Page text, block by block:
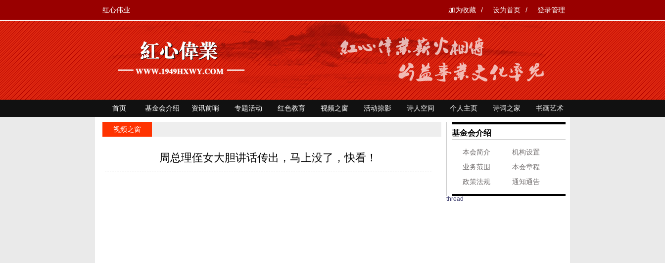
红心伟业 登录管理
设为首页 /
加为收藏 /
首页 基金会介绍 资讯前哨 专题活动 红色教育 视频之窗 活动掠影 诗人空间 个人主页 诗词之家 书画艺术
红色文旅
视频之窗
周总理侄女大胆讲话传出，马上没了，快看！
基金会介绍
本会简介
机构设置
业务范围
本会章程
政策法规
通知通告
thread